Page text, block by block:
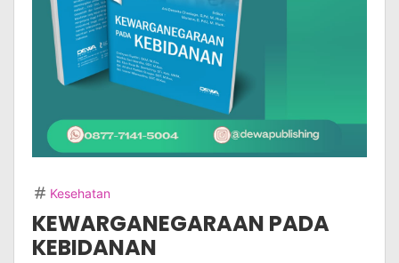
Kesehatan
KEWARGANEGARAAN PADA
KEBIDANAN